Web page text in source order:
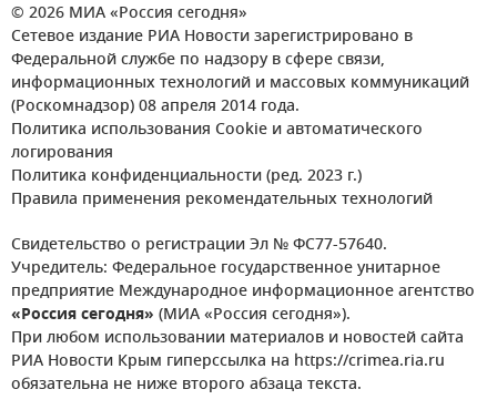
© 2026 МИА «Россия сегодня»
Сетевое издание РИА Новости зарегистрировано в
Федеральной службе по надзору в сфере связи,
информационных технологий и массовых коммуникаций
(Роскомнадзор) 08 апреля 2014 года.
Политика использования Cookie и автоматического
логирования
Политика конфиденциальности (ред. 2023 г.)
Правила применения рекомендательных технологий
Свидетельство о регистрации Эл № ФС77-57640.
Учредитель: Федеральное государственное унитарное
предприятие Международное информационное агентство
«Россия сегодня» (МИА «Россия сегодня»).
При любом использовании материалов и новостей сайта
РИА Новости Крым гиперссылка на https://crimea.ria.ru
обязательна не ниже второго абзаца текста.